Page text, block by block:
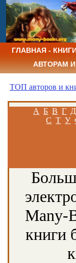
ГЛАВНАЯ - КНИГИ
АВТОРАМ
ТОП авторов и
А Б В Г Д
С Т У
Many-
книги